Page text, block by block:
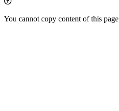
You cannot copy content of this page